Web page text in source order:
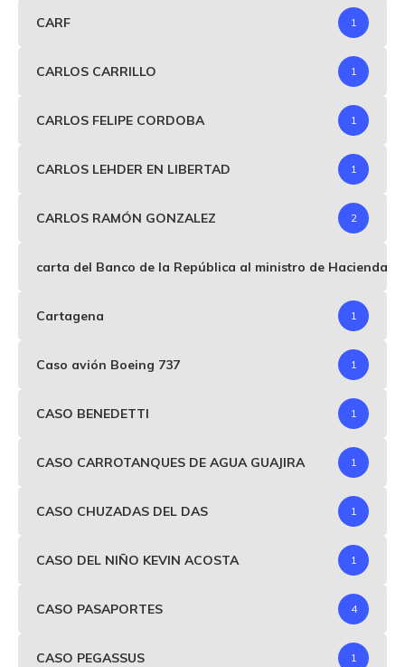
CARF 1
CARLOS CARRILLO 1
CARLOS FELIPE CORDOBA 1
CARLOS LEHDER EN LIBERTAD 1
CARLOS RAMÓN GONZALEZ 2
carta del Banco de la República al ministro de Hacienda
Cartagena 1
Caso avión Boeing 737 1
CASO BENEDETTI 1
CASO CARROTANQUES DE AGUA GUAJIRA 1
CASO CHUZADAS DEL DAS 1
CASO DEL NIÑO KEVIN ACOSTA 1
CASO PASAPORTES 4
CASO PEGASSUS 1